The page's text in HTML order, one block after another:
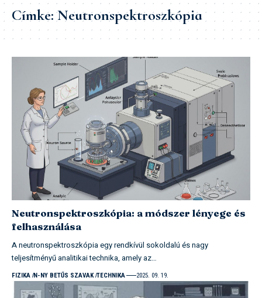
Címke:Neutronspektroszkópia
Neutronspektroszkópia: a módszer lényege és
felhasználása
A neutronspektroszkópia egy rendkívül sokoldalú és nagy
teljesítményű analitikai technika, amely az…
FIZIKA N-NY BETŰS SZAVAK TECHNIKA 2025. 09. 19.